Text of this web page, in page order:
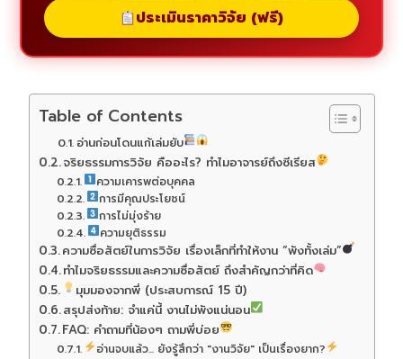
ประเมินราคาวิจัย (ฟรี)
Table of Contents
อ่านก่อนโดนแก้เล่มยับ
จริยธรรมการวิจัย คืออะไร? ทำไมอาจารย์ถึงซีเรียส
ความเคารพต่อบุคคล
การมีคุณประโยชน์
การไม่มุ่งร้าย
ความยุติธรรม
ความซื่อสัตย์ในการวิจัย เรื่องเล็กที่ทำให้งาน “พังทั้งเล่ม”
ทำไมจริยธรรมและความซื่อสัตย์ ถึงสำคัญกว่าที่คิด
มุมมองจากพี่ (ประสบการณ์ 15 ปี)
สรุปส่งท้าย: จำแค่นี้ งานไม่พังแน่นอน
FAQ: คำถามที่น้องๆ ถามพี่บ่อย
อ่านจบแล้ว... ยังรู้สึกว่า "งานวิจัย" เป็นเรื่องยาก?